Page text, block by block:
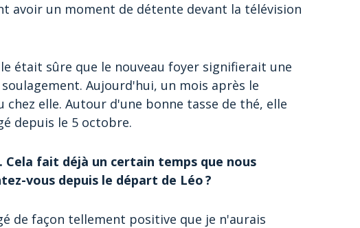
avoir un moment de détente devant la télévision
était sûre que le nouveau foyer signifierait une
Aujourd'hui, un mois après le
chez elle. Autour d'une bonne tasse de thé, elle
depuis le 5 octobre.
Cela fait déjà un certain temps que nous
vous depuis le départ de Léo ?
de façon tellement positive que je n'aurais